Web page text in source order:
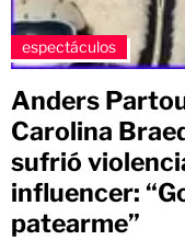
espectáculos
Anders
Carolina
sufrió
influencer:
patearme”